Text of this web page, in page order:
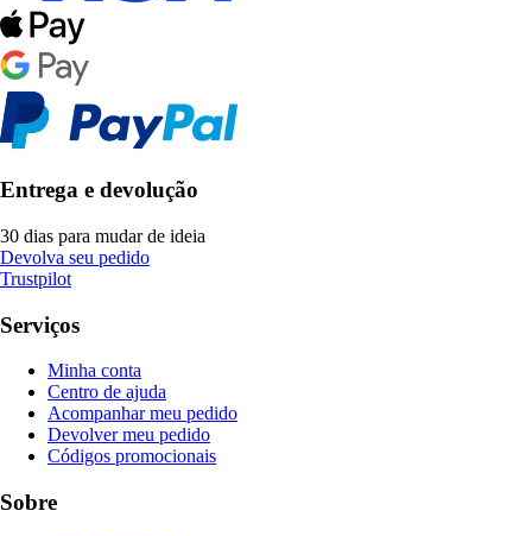
Entrega e devolução
30 dias para mudar de ideia
Devolva seu pedido
Trustpilot
Serviços
Minha conta
Centro de ajuda
Acompanhar meu pedido
Devolver meu pedido
Códigos promocionais
Sobre